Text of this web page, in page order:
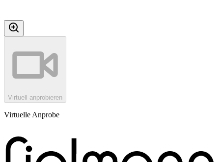
Virtuell anprobieren
Virtuelle Anprobe